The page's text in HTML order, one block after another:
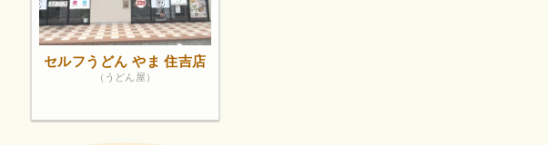
セルフうどん やま 住吉店
（うどん屋）